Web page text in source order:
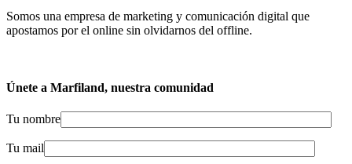
Somos una empresa de marketing y comunicación digital que
apostamos por el online sin olvidarnos del offline.
Únete a Marfiland, nuestra comunidad
Tu nombre
Tu mail